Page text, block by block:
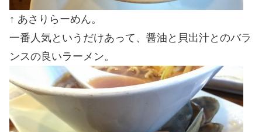
↑ あさりらーめん。
一番人気というだけあって、醤油と貝出汁とのバラ
ンスの良いラーメン。